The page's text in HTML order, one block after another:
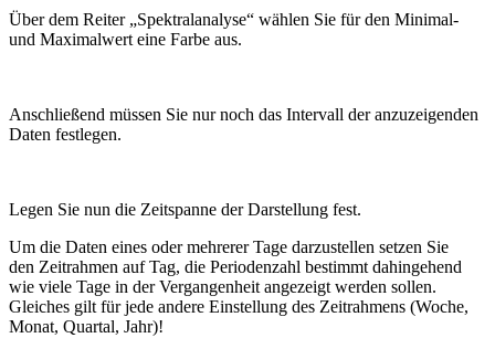
Über dem Reiter „Spektralanalyse“ wählen Sie für den Minimal-
und Maximalwert eine Farbe aus.
Anschließend müssen Sie nur noch das Intervall der anzuzeigenden
Daten festlegen.
Legen Sie nun die Zeitspanne der Darstellung fest.
Um die Daten eines oder mehrerer Tage darzustellen setzen Sie
den Zeitrahmen auf Tag, die Periodenzahl bestimmt dahingehend
wie viele Tage in der Vergangenheit angezeigt werden sollen.
Gleiches gilt für jede andere Einstellung des Zeitrahmens (Woche,
Monat, Quartal, Jahr)!